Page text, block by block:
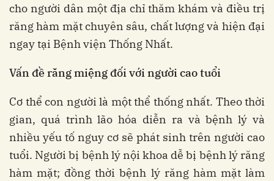
cho người dân một địa chỉ thăm khám và điều trị
răng hàm mặt chuyên sâu, chất lượng và hiện đại
ngay tại Bệnh viện Thống Nhất.
Vấn đề răng miệng đối với người cao tuổi
Cơ thể con người là một thể thống nhất. Theo thời
gian, quá trình lão hóa diễn ra và bệnh lý và
nhiều yếu tố nguy cơ sẽ phát sinh trên người cao
tuổi. Người bị bệnh lý nội khoa dễ bị bệnh lý răng
hàm mặt; đồng thời bệnh lý răng hàm mặt làm